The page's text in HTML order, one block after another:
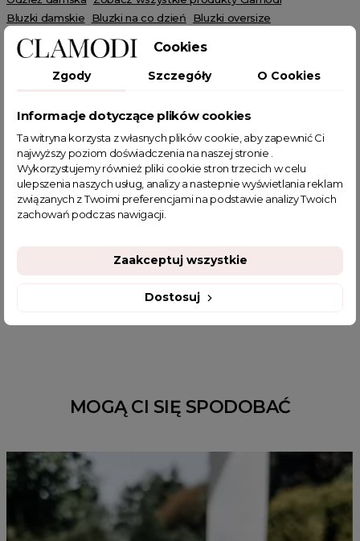
Bluzki damskie
Bluzki na co dzień
Bluzki oversize
Bluzki z krótkim rękawem
Summer sale Wielka wyprzedaż SUMMER
POWIĄZANE TAGI
bluzka beżowa beżowa bluzka
bluzka oversize
zwiewna bluzka
bluzka ażurowa
piękna bluzka
sklep z odzieżą damską
MOGĄ CI SIĘ SPODOBAĆ
Cookies
Zgody Szczegóły O Cookies
Informacje dotyczące plików cookies
Ta witryna korzysta z własnych plików cookie, aby zapewnić Ci
najwyższy poziom doświadczenia na naszej stronie .
Wykorzystujemy również pliki cookie stron trzecich w celu
ulepszenia naszych usług, analizy a nastepnie wyświetlania reklam
związanych z Twoimi preferencjami na podstawie analizy Twoich
zachowań podczas nawigacji.
Dostosuj
Zaakceptuj wszystkie